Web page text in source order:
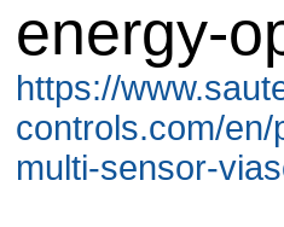
energy-
https://
controls.com/
multi-sensor-